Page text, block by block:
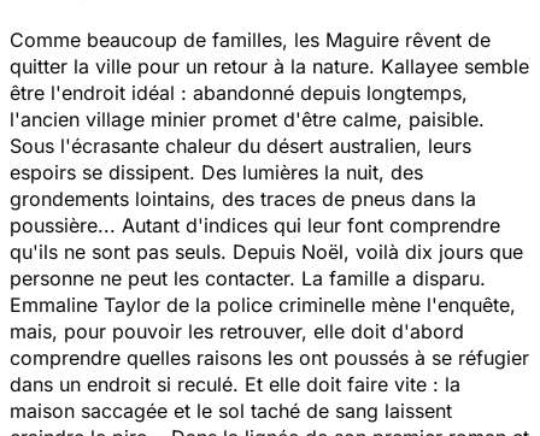
Comme beaucoup de familles, les Maguire rêvent de
quitter la ville pour un retour à la nature. Kallayee semble
être l'endroit idéal : abandonné depuis longtemps,
l'ancien village minier promet d'être calme, paisible.
Sous l'écrasante chaleur du désert australien, leurs
espoirs se dissipent. Des lumières la nuit, des
grondements lointains, des traces de pneus dans la
poussière... Autant d'indices qui leur font comprendre
qu'ils ne sont pas seuls. Depuis Noël, voilà dix jours que
personne ne peut les contacter. La famille a disparu.
Emmaline Taylor de la police criminelle mène l'enquête,
mais, pour pouvoir les retrouver, elle doit d'abord
comprendre quelles raisons les ont poussés à se réfugier
dans un endroit si reculé. Et elle doit faire vite : la
maison saccagée et le sol taché de sang laissent